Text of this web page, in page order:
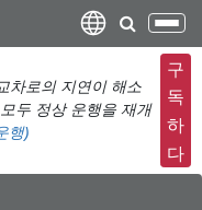
탐
색
메
뉴
전
환
차로의 지연이 해소
두 정상 운행을 재개
행)
구
독
하
다